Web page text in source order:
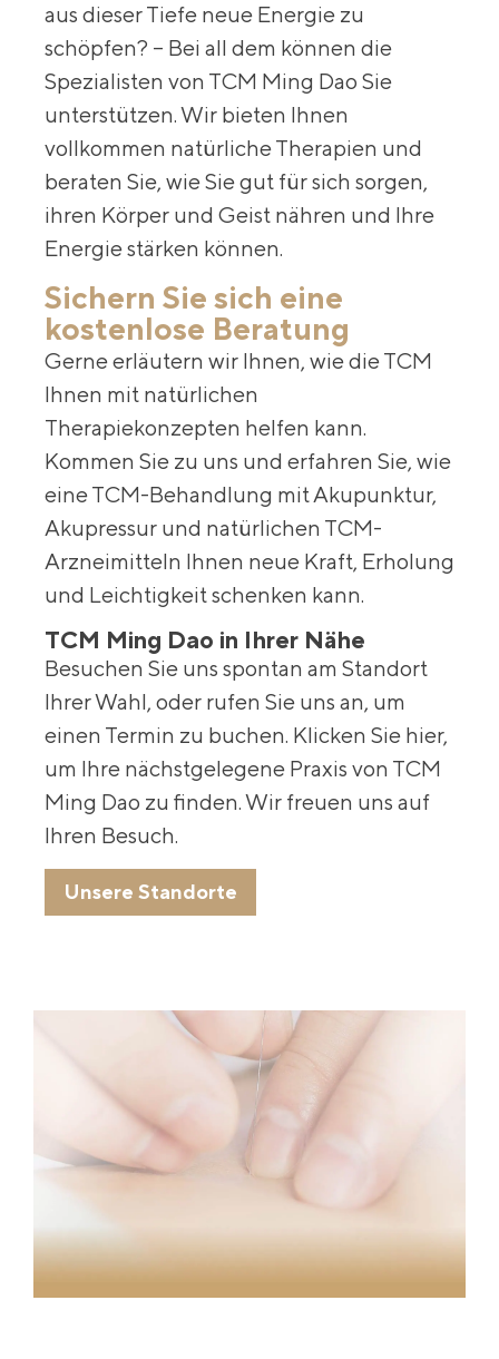
aus dieser Tiefe neue Energie zu
schöpfen? – Bei all dem können die
Spezialisten von TCM Ming Dao Sie
unterstützen. Wir bieten Ihnen
vollkommen natürliche Therapien und
beraten Sie, wie Sie gut für sich sorgen,
ihren Körper und Geist nähren und Ihre
Energie stärken können.
Sichern Sie sich eine
kostenlose Beratung
Gerne erläutern wir Ihnen, wie die TCM
Ihnen mit natürlichen
Therapiekonzepten helfen kann.
Kommen Sie zu uns und erfahren Sie, wie
eine TCM-Behandlung mit Akupunktur,
Akupressur und natürlichen TCM-
Arzneimitteln Ihnen neue Kraft, Erholung
und Leichtigkeit schenken kann.
TCM Ming Dao in Ihrer Nähe
Besuchen Sie uns spontan am Standort
Ihrer Wahl, oder rufen Sie uns an, um
einen Termin zu buchen. Klicken Sie hier,
um Ihre nächstgelegene Praxis von TCM
Ming Dao zu finden. Wir freuen uns auf
Ihren Besuch.
Unsere Standorte